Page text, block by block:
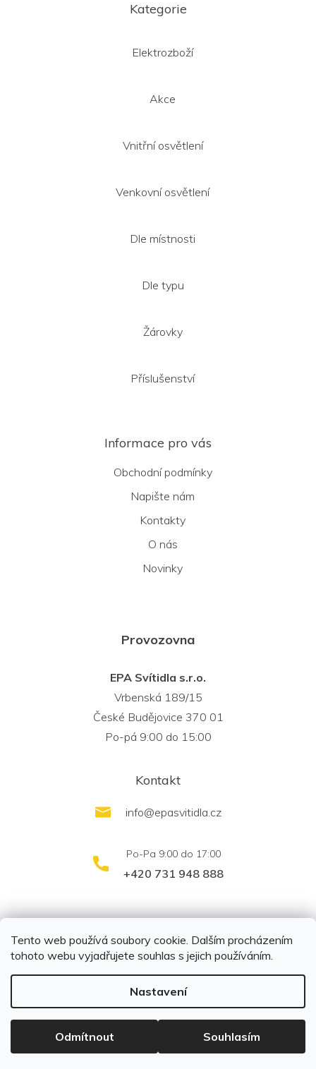
Tento web používá soubory cookie. Dalším procházením
tohoto webu vyjadřujete souhlas s jejich používáním.
Nastavení
Odmítnout Souhlasím
Kategorie
Elektrozboží
Akce
Vnitřní osvětlení
Venkovní osvětlení
Dle místnosti
Dle typu
Žárovky
Příslušenství
Informace pro vás
Obchodní podmínky
Napište nám
Kontakty
O nás
Novinky
Provozovna
EPA Svítidla s.r.o.
Vrbenská 189/15
České Budějovice 370 01
Po-pá 9:00 do 15:00
Kontakt
info@epasvitidla.cz
+420 731 948 888
Vytvořil Shoptet |Připravil Shoptetnamiru.cz
Copyright 2026EPA svítidla s.r.o.. Všechna práva
vyhrazena.Upravit nastavení cookies